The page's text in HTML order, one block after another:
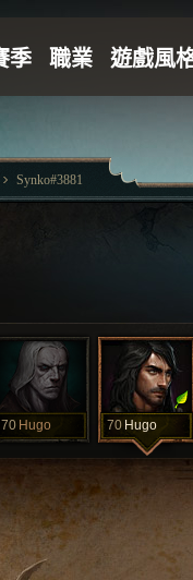
70 Hugo 70 Hugo
Synko#3881